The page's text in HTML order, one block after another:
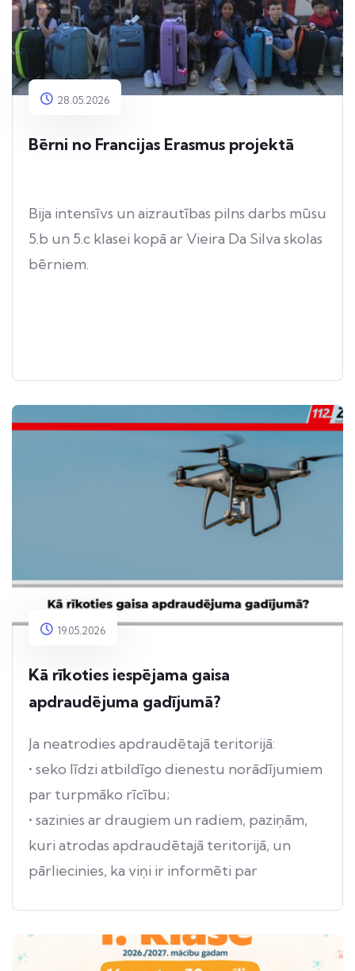
28.05.2026
Bērni no Francijas Erasmus projektā
Bija intensīvs un aizrautības pilns darbs mūsu
5.b un 5.c klasei kopā ar Vieira Da Silva skolas
bērniem.
19.05.2026
Kā rīkoties iespējama gaisa
apdraudējuma gadījumā?
Ja neatrodies apdraudētajā teritorijā:
• seko līdzi atbildīgo dienestu norādījumiem
par turpmāko rīcību;
• sazinies ar draugiem un radiem, paziņām,
kuri atrodas apdraudētajā teritorijā, un
pārliecinies, ka viņi ir informēti par